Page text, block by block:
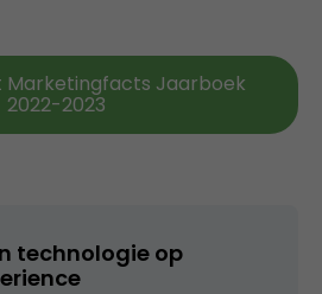
Marketingfacts Jaarboek
2022-2023
technologie op